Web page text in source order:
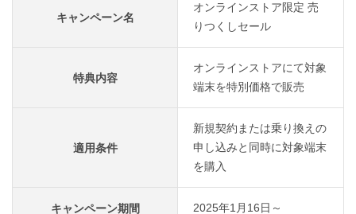
キャンペーン名
オンラインストア限定 売
りつくしセール
特典内容
オンラインストアにて対象
端末を特別価格で販売
適用条件
新規契約または乗り換えの
申し込みと同時に対象端末
を購入
キャンペーン期間 2025年1月16日～